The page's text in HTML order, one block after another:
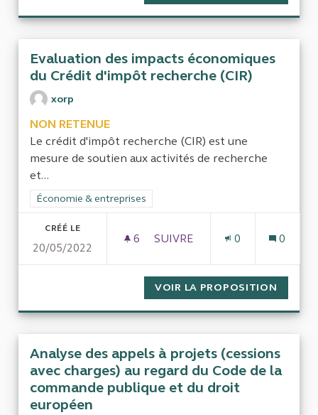
Evaluation des impacts économiques
du Crédit d'impôt recherche (CIR)
xorp
NON RETENUE
Le crédit d'impôt recherche (CIR) est une
mesure de soutien aux activités de recherche
et...
Filtrer les résultats de la catégorie : Économie & entreprises
Économie & entreprises
CRÉÉ LE
20/05/2022
6 6 ABONNÉS
SUIVRE
0 0
VOIR LA PROPOSITION
Analyse des appels à projets (cessions
avec charges) au regard du Code de la
commande publique et du droit
européen